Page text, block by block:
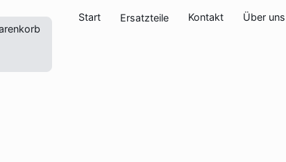
Start Ersatzteile Kontakt Über uns